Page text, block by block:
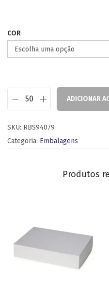
COR
ADICIONAR
SKU: RBS94079
Categoria: Embalagens
Produtos